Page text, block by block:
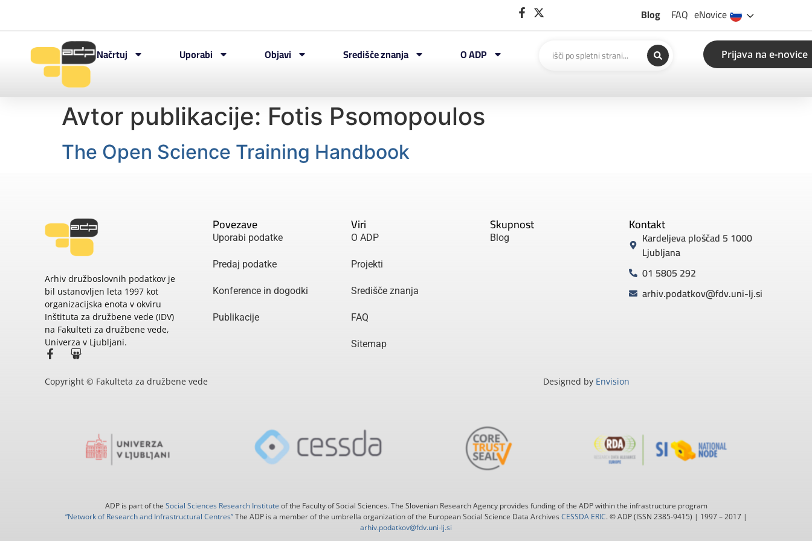
Blog FAQ eNovice
Načrtuj Uporabi Objavi Središče znanja O ADP Prijava na e-novice
Avtor publikacije: Fotis Psomopoulos
The Open Science Training Handbook
Arhiv družboslovnih podatkov je
bil ustanovljen leta 1997 kot
organizacijska enota v okviru
Inštituta za družbene vede (IDV)
na Fakulteti za družbene vede,
Univerza v Ljubljani.
Povezave
Uporabi podatke
Predaj podatke
Konference in dogodki
Publikacije
Viri
O ADP
Projekti
Središče znanja
FAQ
Sitemap
Skupnost
Blog
Kontakt
Kardeljeva ploščad 5 1000
Ljubljana
01 5805 292
arhiv.podatkov@fdv.uni-lj.si
Copyright © Fakulteta za družbene vede Designed by Envision
ADP is part of the Social Sciences Research Institute of the Faculty of Social Sciences. The Slovenian Research Agency provides funding of the ADP within the infrastructure program
“Network of Research and Infrastructural Centres”The ADP is a member of the umbrella organization of the European Social Science Data Archives CESSDA ERIC. © ADP (ISSN 2385-9415) | 1997 – 2017 |
arhiv.podatkov@fdv.uni-lj.si